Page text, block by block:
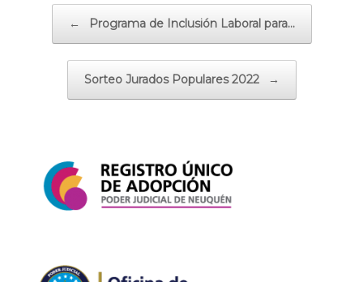
← Programa de Inclusión Laboral para…
Sorteo Jurados Populares 2022 →